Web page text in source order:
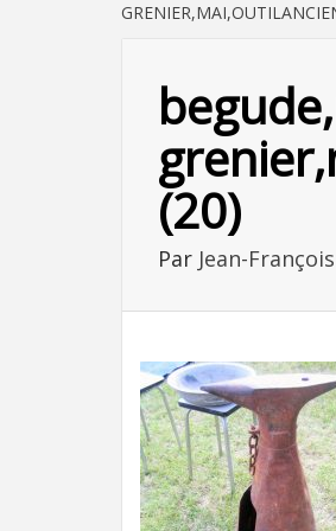
(20)
Par Jean-François